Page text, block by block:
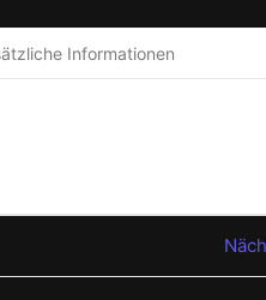
Informationen